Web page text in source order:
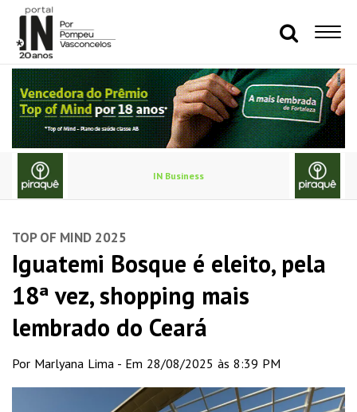
IN Business
TOP OF MIND 2025
Iguatemi Bosque é eleito, pela
18ª vez, shopping mais
lembrado do Ceará
Por Marlyana Lima - Em 28/08/2025 às 8:39 PM